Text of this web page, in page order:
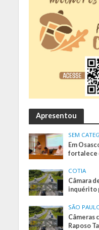
Apresentou
SEM
Em
fortalece
COTIA
Câmara
inquérito
SÃO
Câmeras
Raposo